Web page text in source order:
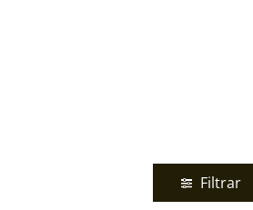
Filtrar